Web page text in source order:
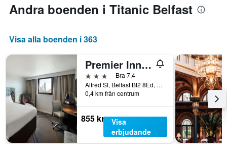
Andra boenden i Titanic Belfast
Visa alla boenden i 363
Premier Inn Belfast City Centre Alfred St
3 stjärnorBra 7,4
Alfred St, Belfast Bt2 8Ed, Uk, Belfast, Storbritannien
0,4 km från centrum
855 kr
Visa
erbjudande